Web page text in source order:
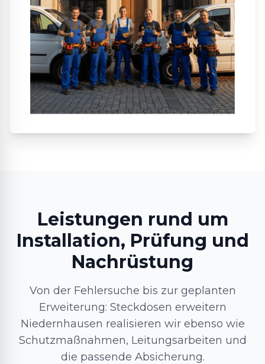
Leistungen rund um
Installation, Prüfung und
Nachrüstung
Von der Fehlersuche bis zur geplanten
Erweiterung: Steckdosen erweitern
Niedernhausen realisieren wir ebenso wie
Schutzmaßnahmen, Leitungsarbeiten und
die passende Absicherung.